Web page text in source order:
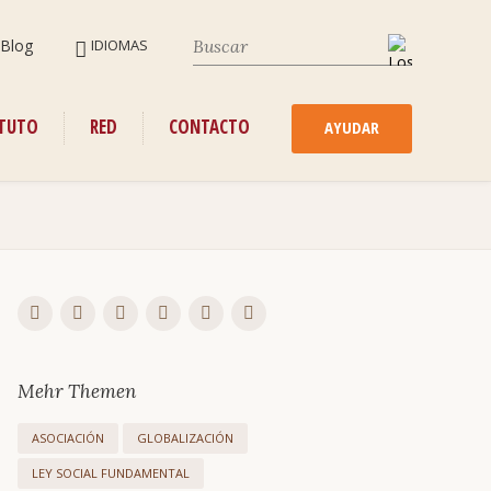
NAVEGACIÓN
IDIOMAS
Blog
RED CONTACTO
SALTAR
NAVEGACIÓN
AYUDAR
Mehr Themen
ASOCIACIÓN GLOBALIZACIÓN
LEY SOCIAL FUNDAMENTAL